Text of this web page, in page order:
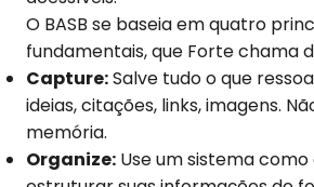
O BASB se baseia em quatro
fundamentais, que Forte chama
Capture:Salve tudo o que
ideias, citações, links, imagens.
memória.
Organize: Use um sistema como